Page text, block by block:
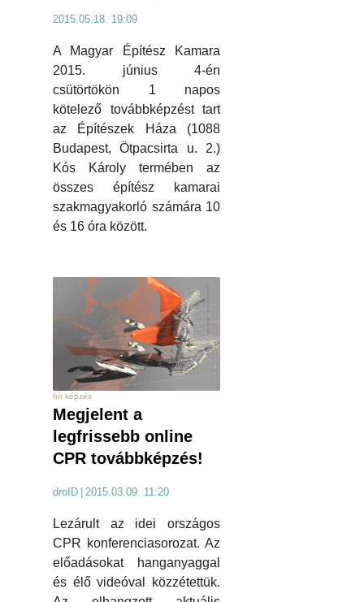
2015.05.18. 19:09
A Magyar Építész Kamara
2015. június 4-én
csütörtökön 1 napos
kötelező továbbképzést tart
az Építészek Háza (1088
Budapest, Ötpacsirta u. 2.)
Kós Károly termében az
összes építész kamarai
szakmagyakorló számára 10
és 16 óra között.
hír képzés
Megjelent a
legfrissebb online
CPR továbbképzés!
droID 2015.03.09. 11:20
Lezárult az idei országos
CPR konferenciasorozat. Az
előadásokat hanganyaggal
és élő videóval közzétettük.